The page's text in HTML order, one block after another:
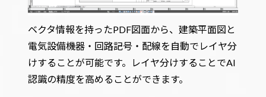
ベクタ情報を持ったPDF図面から、建築平面図と
電気設備機器・回路記号・配線を自動でレイヤ分
けすることが可能です。レイヤ分けすることでAI
認識の精度を高めることができます。